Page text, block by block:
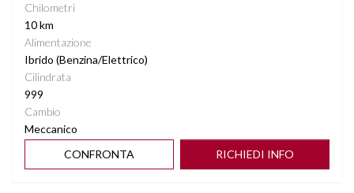
Chilometri
10 km
Alimentazione
Ibrido (Benzina/Elettrico)
Cilindrata
999
Cambio
Meccanico
CONFRONTA
RICHIEDI INFO